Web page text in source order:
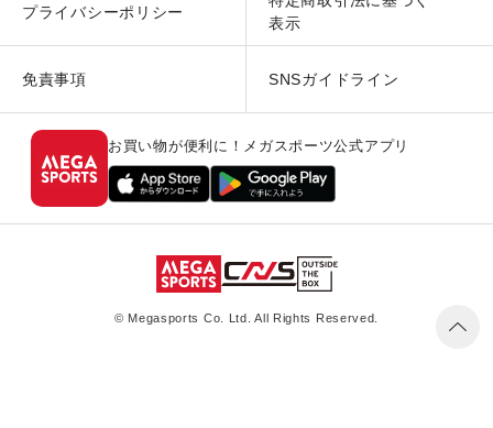
プライバシーポリシー
表示
免責事項 SNSガイドライン
お買い物が便利に！メガスポーツ公式アプリ
© Megasports Co. Ltd. All Rights Reserved.